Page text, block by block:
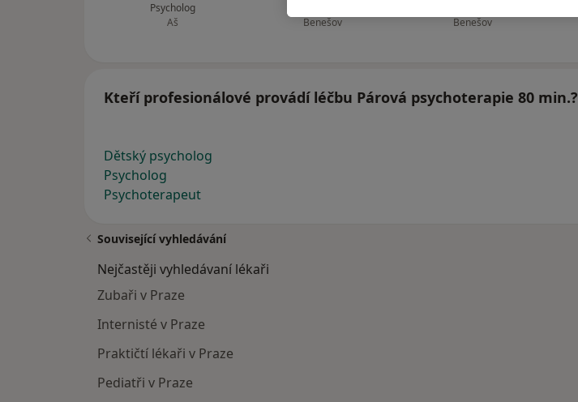
Psycholog
Aš
Benešov
Benešov
Kteří profesionálové provádí léčbu Párová psychoterapie 80 min.?
Dětský psycholog
Psycholog
Psychoterapeut
Související vyhledávání
Nejčastěji vyhledávaní lékaři
Zubaři v Praze
Internisté v Praze
Praktičtí lékaři v Praze
Pediatři v Praze